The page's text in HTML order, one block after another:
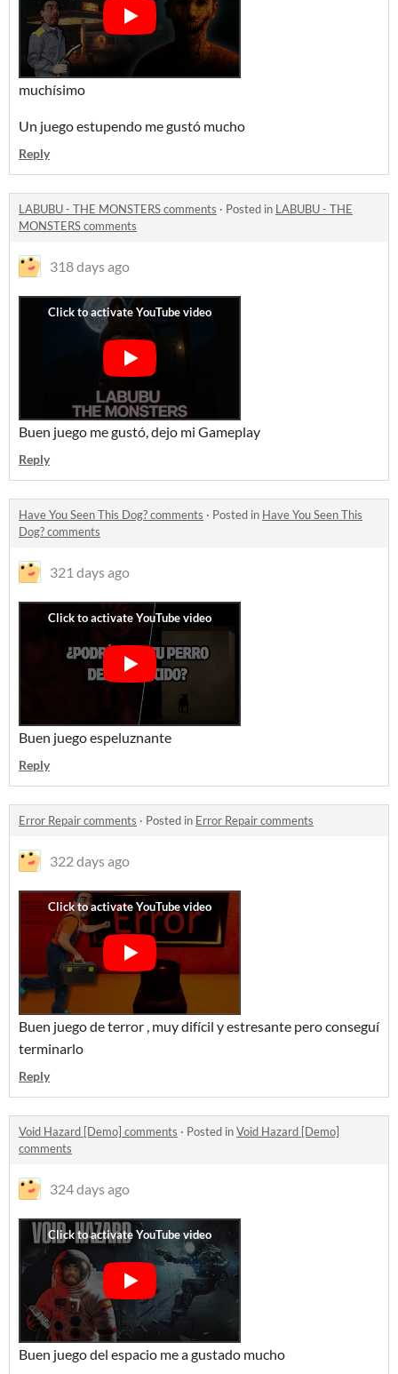
muchísimo
Un juego estupendo me gustó mucho
Reply
LABUBU - THE MONSTERS comments · Posted in LABUBU - THE
MONSTERS comments
318 days ago
Buen juego me gustó, dejo mi Gameplay
Reply
Have You Seen This Dog? comments · Posted in Have You Seen This
Dog? comments
321 days ago
Buen juego espeluznante
Reply
Error Repair comments · Posted in Error Repair comments
322 days ago
Buen juego de terror , muy difícil y estresante pero conseguí
terminarlo
Reply
Void Hazard [Demo] comments · Posted inVoid Hazard [Demo]
comments
324 days ago
Buen juego del espacio me a gustado mucho